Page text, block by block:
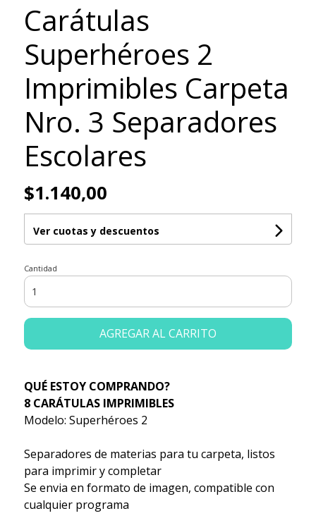
Carátulas
Superhéroes 2
Imprimibles Carpeta
Nro. 3 Separadores
Escolares
$1.140,00
Ver cuotas y descuentos
Cantidad
AGREGAR AL CARRITO
QUÉ ESTOY COMPRANDO?
8 CARÁTULAS IMPRIMIBLES
Modelo: Superhéroes 2
Separadores de materias para tu carpeta, listos
para imprimir y completar
Se envia en formato de imagen, compatible con
cualquier programa